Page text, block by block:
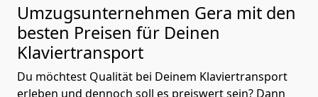
Umzugsunternehmen Gera mit den
besten Preisen für Deinen
Klaviertransport
Du möchtest Qualität bei Deinem Klaviertransport
erleben und dennoch soll es preiswert sein? Dann